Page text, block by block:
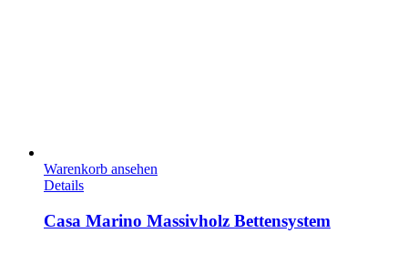
Warenkorb ansehen
Details
Casa Marino Massivholz Bettensystem